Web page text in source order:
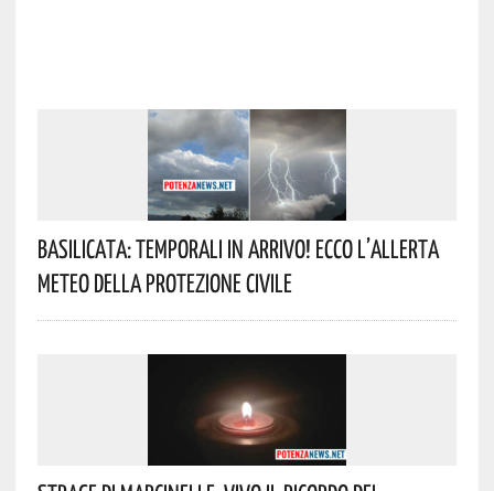
Basilicata: Temporali In Arrivo! Ecco L’allerta
Meteo Della Protezione Civile